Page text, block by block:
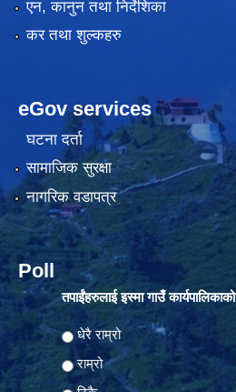
एन, कानुन तथा निर्देशिका
कर तथा शुल्कहरु
eGov services
घटना दर्ता
सामाजिक सुरक्षा
नागरिक वडापत्र
Poll
तपाईंहरुलाई इस्मा गाउँ
Choices
धेरै राम्रो
राम्रो